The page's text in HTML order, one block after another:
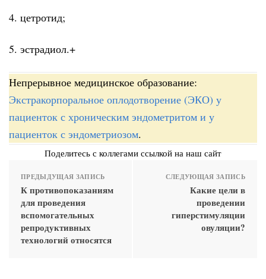
4. цетротид;
5. эстрадиол.+
Непрерывное медицинское образование:
Экстракорпоральное оплодотворение (ЭКО) у
пациенток с хроническим эндометритом и у
пациенток с эндометриозом.
Поделитесь с коллегами ссылкой на наш сайт
ПРЕДЫДУЩАЯ ЗАПИСЬ
К противопоказаниям
для проведения
вспомогательных
репродуктивных
технологий относятся
СЛЕДУЮЩАЯ ЗАПИСЬ
Какие цели в
проведении
гиперстимуляции
овуляции?